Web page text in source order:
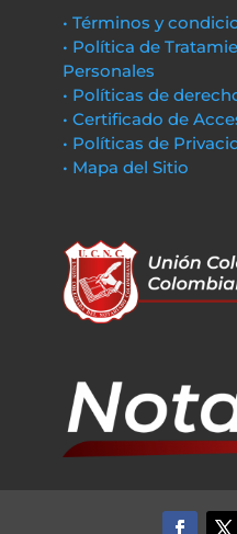
• Términos y
• Política de
Personales
• Políticas de
• Certificado de
• Políticas de
• Mapa del Sitio